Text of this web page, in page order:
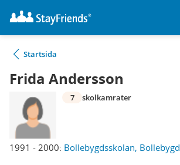
Startsida
Frida Andersson
1991 - 2000: Bollebygdsskolan, Bollebygd
7 skolkamrater